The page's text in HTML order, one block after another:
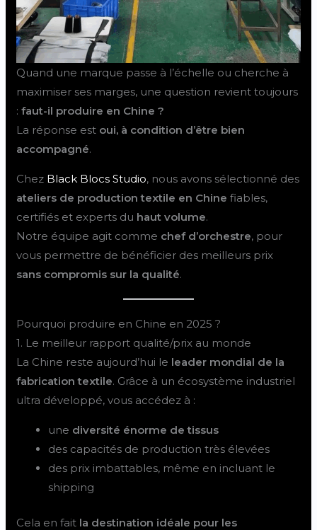
Quand une marque passe à l’échelle ou cherche à
maximiser ses marges, une question revient toujours
:faut-il produire en Chine ?
La réponse est oui, à condition d’être bien
accompagné.
Chez Black Blocs Studio, nous avons sélectionné des
ateliers de production textile en Chine fiables,
certifiés et experts du haut volume.
Notre équipe agit comme chef d’orchestre, pour
vous permettre de bénéficier des meilleurs prix
sans compromis sur la qualité.
Pourquoi produire en Chine en 2025 ?
1. Le meilleur rapport qualité/prix au monde
La Chine reste aujourd’hui le leader mondial de la
fabrication textile. Grâce à un écosystème industriel
ultra développé, vous accédez à :
une diversité énorme de tissus
des capacités de production très élevées
des prix imbattables, même en incluant le
shipping
Cela en fait la destination idéale pour les